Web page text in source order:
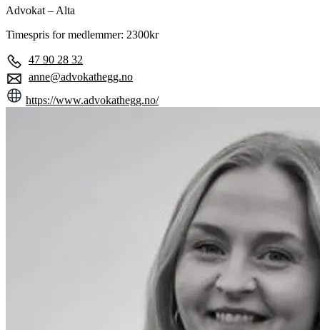
Advokat – Alta
Timespris for medlemmer: 2300kr
47 90 28 32
anne@advokathegg.no
https://www.advokathegg.no/